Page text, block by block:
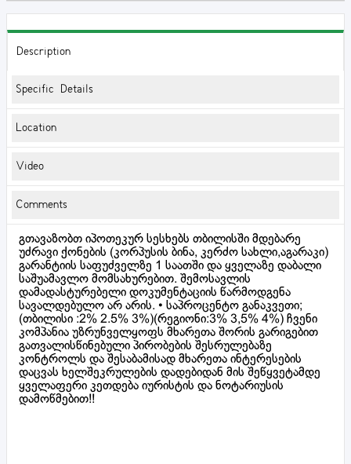
Description
Specific Details
Location
Video
Comments
გთავაზობთ იპოთეკურ სესხებს თბილისში მდებარე
უძრავი ქონების (კორპუსის ბინა, კერძო სახლი,აგარაკი)
გარანტიის საფუძველზე 1 საათში და ყველაზე დაბალი
საშუამავლო მომსახურებით. შემოსავლის
დამადასტურებელი დოკუმენტაციის წარმოდგენა
სავალდებულო არ არის. • საპროცენტო განაკვეთი;
(თბილისი :2% 2.5% 3%)(რეგიონი:3% 3,5% 4%) ჩვენი
კომპანია უზრუნველყოფს მხარეთა შორის გარიგებით
გათვალისწინებული პირობების შესრულებაზე
კონტროლს და შესაბამისად მხარეთა ინტერესების
დაცვას ხელშეკრულების დადებიდან მის შეწყვეტამდე
ყველაფერი კეთდება იურისტის და ნოტარიუსის
დამოწმებით!!